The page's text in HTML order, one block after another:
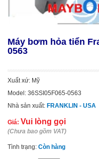
Máy bơm hỏa tiển
0563
Xuất xứ: Mỹ
Model: 36SSI05F065-0563
Nhà sản xuất: FRANKLIN - USA
Giá: Vui lòng gọi
(Chưa bao gồm VAT)
Tình trạng: Còn hàng